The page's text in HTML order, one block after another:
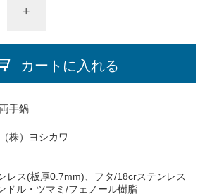
+
カートに入れる
両手鍋
（株）ヨシカワ
レス(板厚0.7mm)、フタ/18crステンレス
ドル・ツマミ/フェノール樹脂